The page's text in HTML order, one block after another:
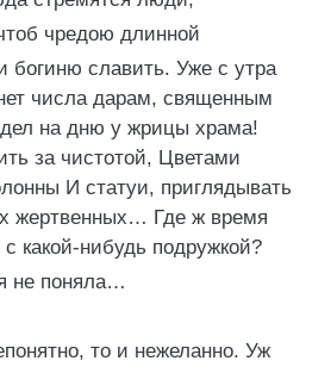
чредою длинной
богиню славить. Уже с утра
числа дарам, священным
на дню у жрицы храма!
за чистотой, Цветами
И статуи, приглядывать
жертвенных… Где ж время
какой-нибудь подружкой?
не поняла…
то и нежеланно. Уж